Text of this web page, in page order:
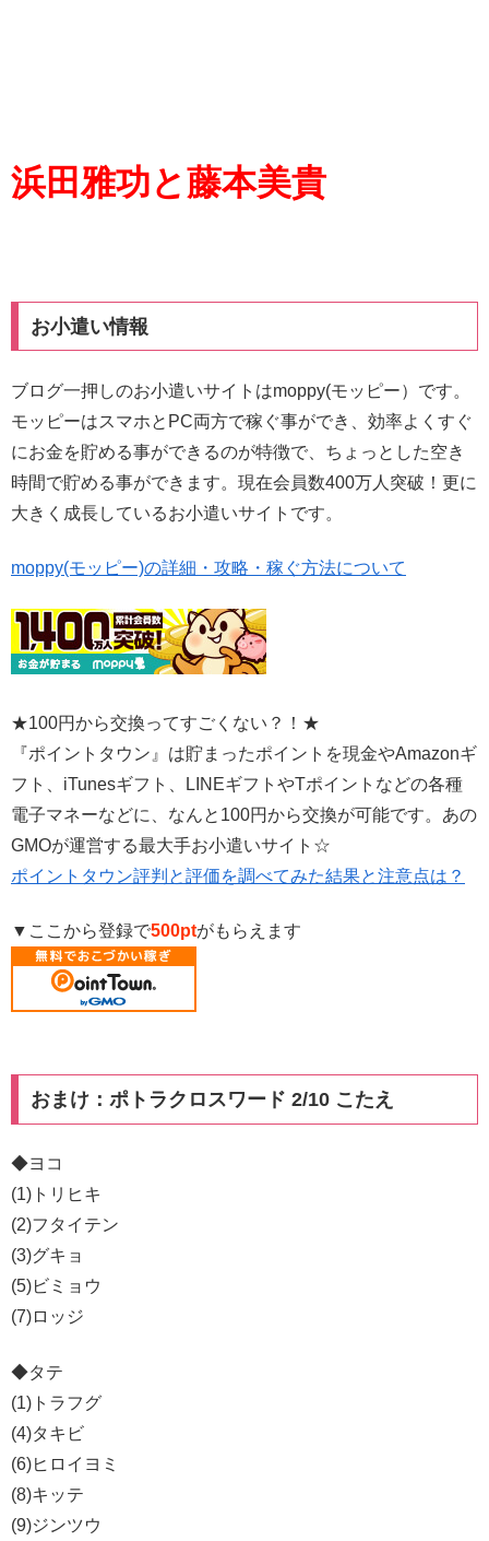
浜田雅功と藤本美貴
お小遣い情報
ブログ一押しのお小遣いサイトはmoppy(モッピー）です。
モッピーはスマホとPC両方で稼ぐ事ができ、効率よくすぐ
にお金を貯める事ができるのが特徴で、ちょっとした空き
時間で貯める事ができます。現在会員数400万人突破！更に
大きく成長しているお小遣いサイトです。
moppy(モッピー)の詳細・攻略・稼ぐ方法について
★100円から交換ってすごくない？！★
『ポイントタウン』は貯まったポイントを現金やAmazonギ
フト、iTunesギフト、LINEギフトやTポイントなどの各種
電子マネーなどに、なんと100円から交換が可能です。あの
GMOが運営する最大手お小遣いサイト☆
ポイントタウン評判と評価を調べてみた結果と注意点は？
▼ここから登録で500ptがもらえます
おまけ：ポトラクロスワード 2/10 こたえ
◆ヨコ
(1)トリヒキ
(2)フタイテン
(3)グキョ
(5)ビミョウ
(7)ロッジ
◆タテ
(1)トラフグ
(4)タキビ
(6)ヒロイヨミ
(8)キッテ
(9)ジンツウ